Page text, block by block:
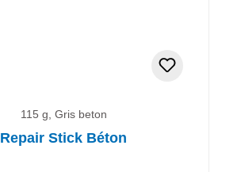
115 g, Gris beton
Repair Stick Béton